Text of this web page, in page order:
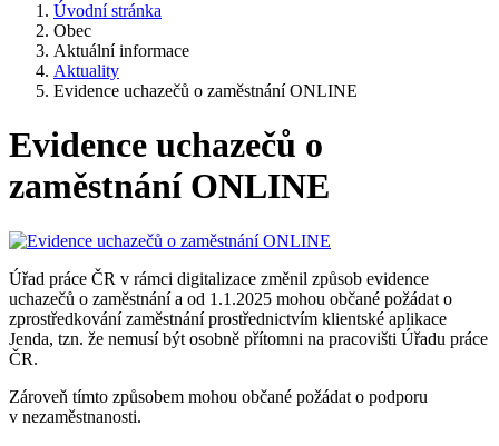
Úvodní stránka
Obec
Aktuální informace
Aktuality
Evidence uchazečů o zaměstnání ONLINE
Evidence uchazečů o
zaměstnání ONLINE
Úřad práce ČR v rámci digitalizace změnil způsob evidence
uchazečů o zaměstnání a od 1.1.2025 mohou občané požádat o
zprostředkování zaměstnání prostřednictvím klientské aplikace
Jenda, tzn. že nemusí být osobně přítomni na pracovišti Úřadu práce
ČR.
Zároveň tímto způsobem mohou občané požádat o podporu
v nezaměstnanosti.